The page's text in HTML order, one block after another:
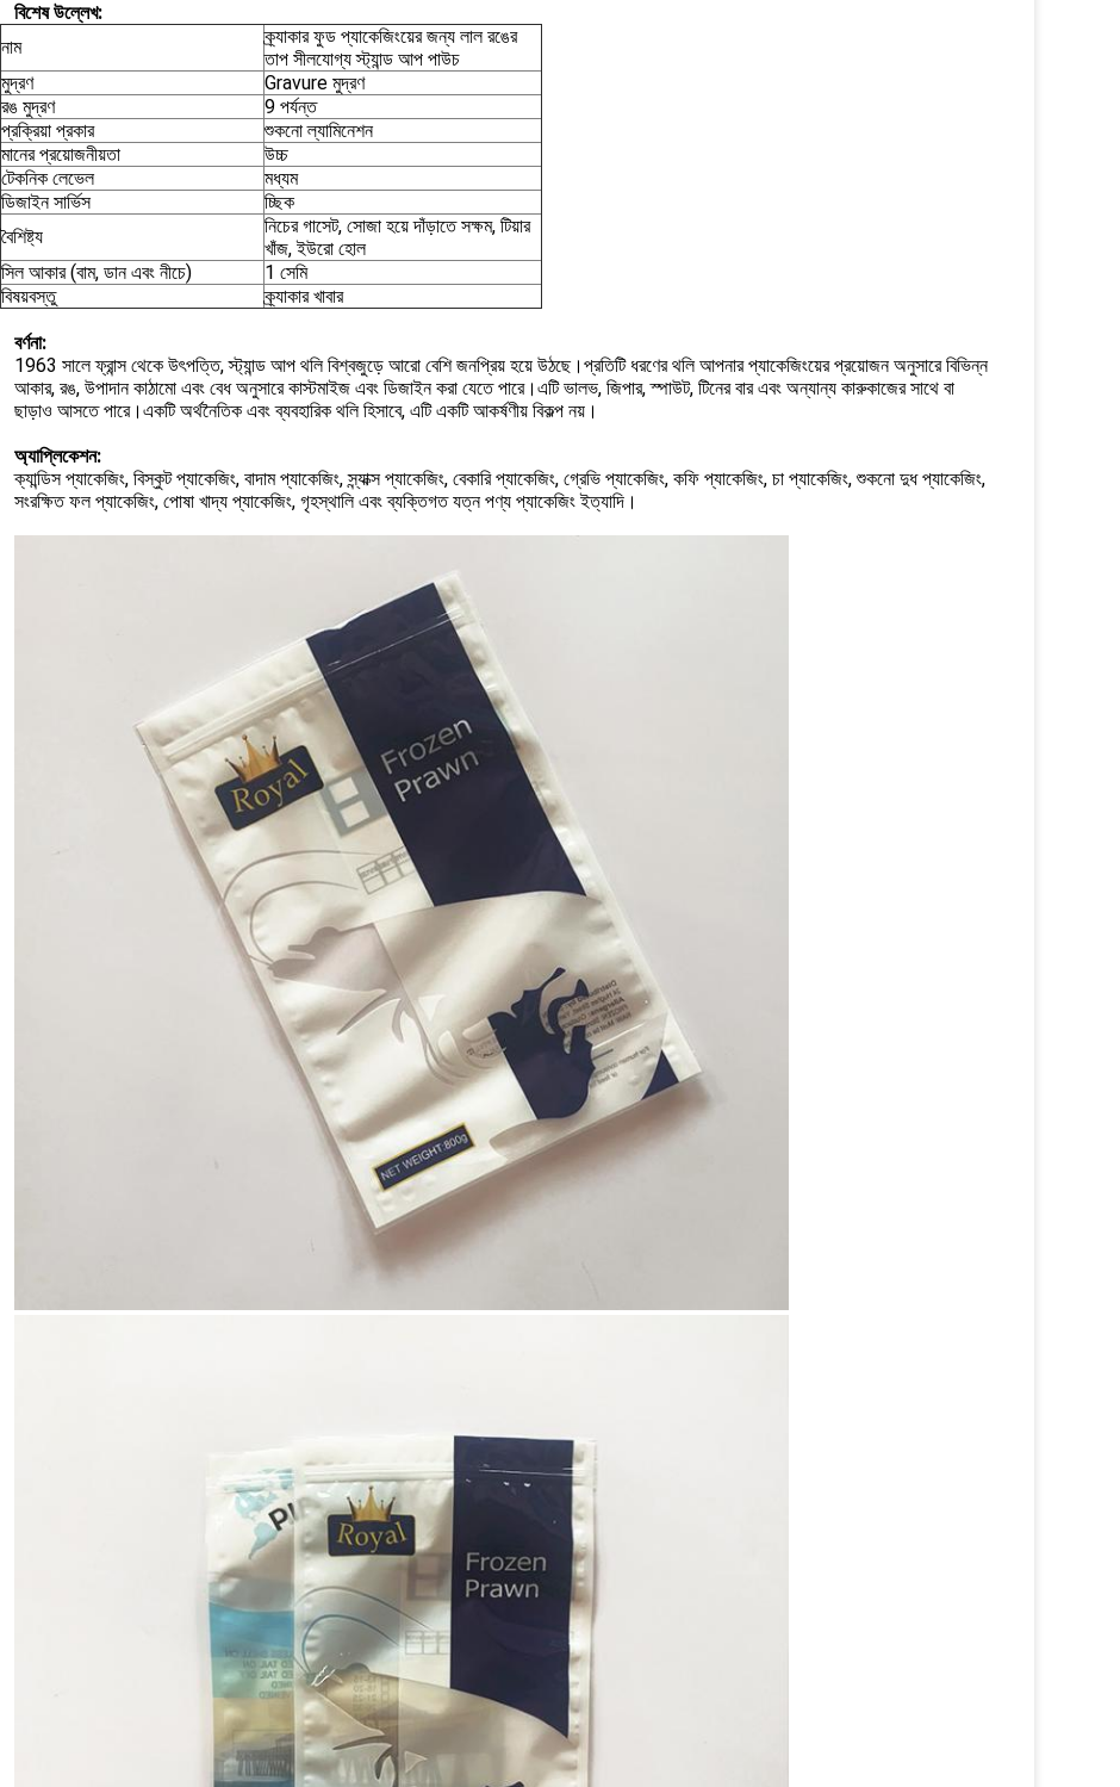
বিশেষ উল্লেখ:
নাম
ক্র্যাকার ফুড প্যাকেজিংয়ের জন্য লাল রঙের
তাপ সীলযোগ্য স্ট্যান্ড আপ পাউচ
মুদ্রণ
Gravure মুদ্রণ
রঙ মুদ্রণ
9 পর্যন্ত
প্রক্রিয়া প্রকার
শুকনো ল্যামিনেশন
মানের প্রয়োজনীয়তা
উচ্চ
টেকনিক লেভেল
মধ্যম
ডিজাইন সার্ভিস
চ্ছিক
বৈশিষ্ট্য
নিচের গাসেট, সোজা হয়ে দাঁড়াতে সক্ষম, টিয়ার
খাঁজ, ইউরো হোল
সিল আকার (বাম, ডান এবং নীচে)
1 সেমি
বিষয়বস্তু
ক্র্যাকার খাবার
বর্ণনা:
1963 সালে ফ্রান্স থেকে উৎপত্তি, স্ট্যান্ড আপ থলি বিশ্বজুড়ে আরো বেশি জনপ্রিয় হয়ে উঠছে।প্রতিটি ধরণের থলি আপনার প্যাকেজিংয়ের প্রয়োজন অনুসারে বিভিন্ন
আকার, রঙ, উপাদান কাঠামো এবং বেধ অনুসারে কাস্টমাইজ এবং ডিজাইন করা যেতে পারে।এটি ভালভ, জিপার, স্পাউট, টিনের বার এবং অন্যান্য কারুকাজের সাথে বা
ছাড়াও আসতে পারে।একটি অর্থনৈতিক এবং ব্যবহারিক থলি হিসাবে, এটি একটি আকর্ষণীয় বিকল্প নয়।
অ্যাপ্লিকেশন:
ক্যান্ডিস প্যাকেজিং, বিস্কুট প্যাকেজিং, বাদাম প্যাকেজিং, স্ন্যাক্স প্যাকেজিং, বেকারি প্যাকেজিং, গ্রেভি প্যাকেজিং, কফি প্যাকেজিং, চা প্যাকেজিং, শুকনো দুধ প্যাকেজিং,
সংরক্ষিত ফল প্যাকেজিং, পোষা খাদ্য প্যাকেজিং, গৃহস্থালি এবং ব্যক্তিগত যত্ন পণ্য প্যাকেজিং ইত্যাদি।